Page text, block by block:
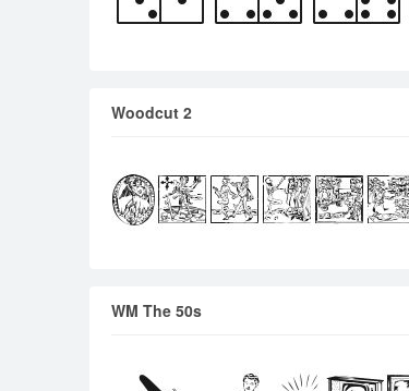
Woodcut 2
WM The 50s